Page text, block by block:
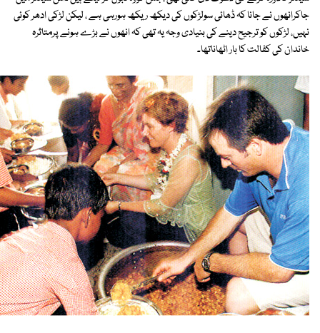
جاکرانھوں نے جانا کہ ڈھائی سولڑکوں کی دیکھ ریکھ ہورہی ہے ، لیکن لڑکی ادھر کوئی
نہیں، لڑکوں کو ترجیح دینے کی بنیادی وجہ یہ تھی کہ انھوں نے بڑے ہونے پرمتاثرہ
خاندان کی کفالت کا بار اٹھاناتھا۔